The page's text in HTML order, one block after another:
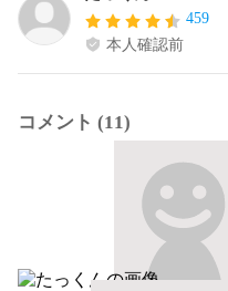
459
本人確認前
コメント (11)